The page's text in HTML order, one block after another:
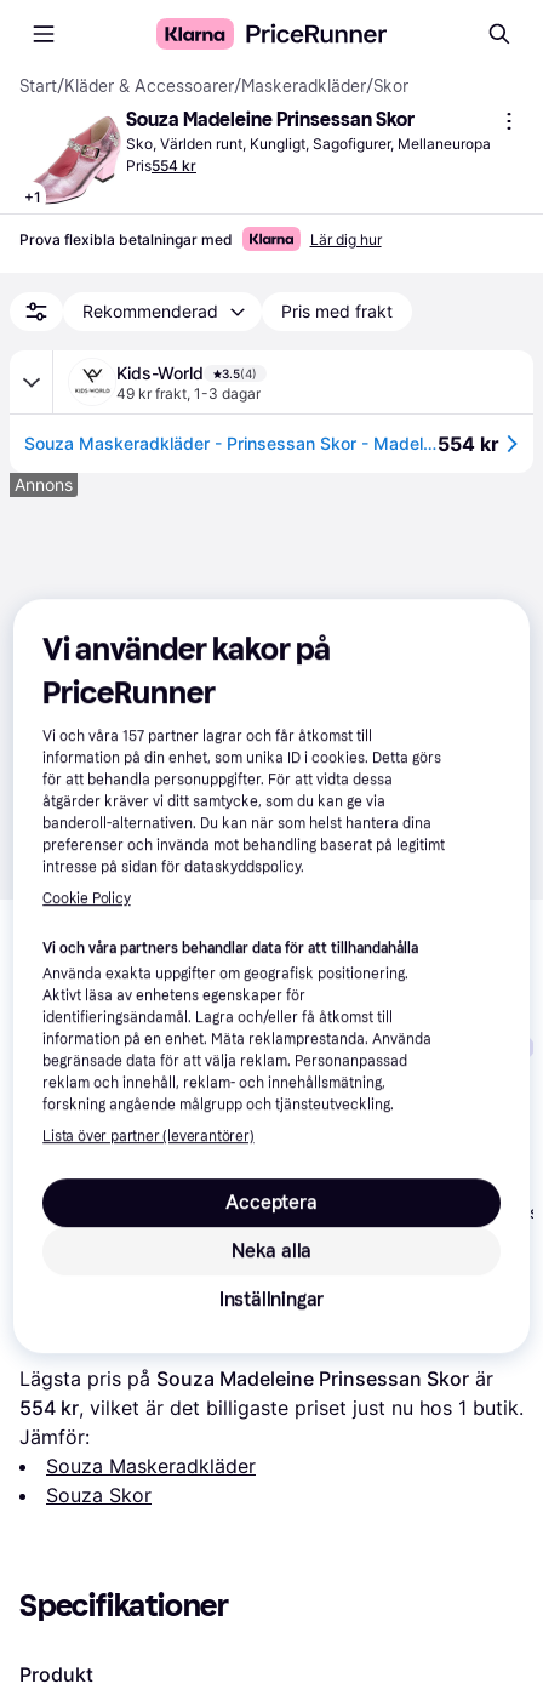
Start/Kläder & Accessoarer/Maskeradkläder/Skor
+1
Souza Madeleine Prinsessan Skor
Sko, Världen runt, Kungligt, Sagofigurer, Mellaneuropa
Pris554 kr
Prova flexibla betalningar med Lär dig hur
Rekommenderad Pris med frakt
Kids-World 3.5(4)
49 kr frakt, 1-3 dagar
Souza Maskeradkläder - Prinsessan Skor - Madeleine - Rosa - Souza - 25 - Maskeradkläder554 kr
Annons
Relaterade produkter
Vi har plockat fram ett urval av produkter som kanske skulle
intressera dig. Visa alla
Rubies Disney Snövit
Skor Barn
Pippi Pippi
Longstocking Boots
179 kr
Splendid
Lägsta pris på Souza Madeleine Prinsessan Skor
554 kr, vilket är det billigaste priset just nu hos 1 butik.
Jämför:
Souza Maskeradkläder
Souza Skor
Specifikationer
Produkt
Vi använder kakor på
PriceRunner
Vi och våra157 partner lagrar och får åtkomst till
information på din enhet, som unika ID i cookies. Detta görs
för att behandla personuppgifter. För att vidta dessa
åtgärder kräver vi ditt samtycke, som du kan ge via
banderoll-alternativen. Du kan när som helst hantera dina
preferenser och invända mot behandling baserat på legitimt
intresse på sidan för dataskyddspolicy.
Cookie Policy
Vi och våra partners behandlar data för att tillhandahålla
Använda exakta uppgifter om geografisk positionering.
Aktivt läsa av enhetens egenskaper för
identifieringsändamål. Lagra och/eller få åtkomst till
information på en enhet. Mäta reklamprestanda. Använda
begränsade data för att välja reklam. Personanpassad
reklam och innehåll, reklam- och innehållsmätning,
forskning angående målgrupp och tjänsteutveckling.
Lista över partner (leverantörer)
Neka alla
Acceptera
Inställningar